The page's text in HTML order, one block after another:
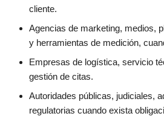
cliente.
Agencias de marketing, medios,
y herramientas de medición,
Empresas de logística, servicio
gestión de citas.
Autoridades públicas, judiciales,
regulatorias cuando exista